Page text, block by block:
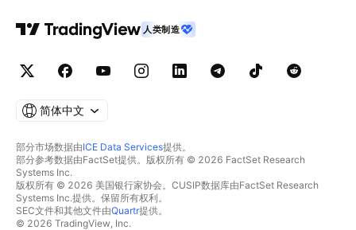
人类制造
简体中文
部分市场数据由ICE Data Services提供。
部分参考数据由FactSet提供。版权所有 © 2026 FactSet Research
Systems Inc.
版权所有 © 2026 美国银行家协会。CUSIP数据库由FactSet Research
Systems Inc.提供。保留所有权利。
SEC文件和其他文件由Quartr提供。
© 2026 TradingView, Inc.